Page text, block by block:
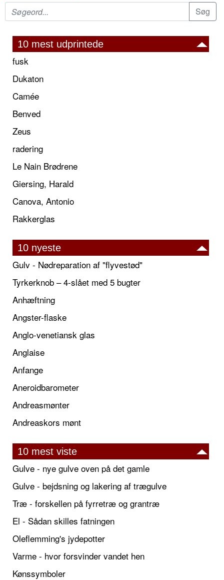
10 mest udprintede
fusk
Dukaton
Camée
Benved
Zeus
radering
Le Nain Brødrene
Giersing, Harald
Canova, Antonio
Rakkerglas
10 nyeste
Gulv - Nødreparation af "flyvestød"
Tyrkerknob – 4-slået med 5 bugter
Anhæftning
Angster-flaske
Anglo-venetiansk glas
Anglaise
Anfange
Aneroidbarometer
Andreasmønter
Andreaskors mønt
10 mest viste
Gulve - nye gulve oven på det gamle
Gulve - bejdsning og lakering af trægulve
Træ - forskellen på fyrretræ og grantræ
El - Sådan skilles fatningen
Oleflemming's jydepotter
Varme - hvor forsvinder vandet hen
Kønssymboler